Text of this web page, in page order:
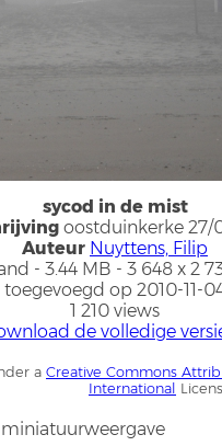
sycod in de mist
oostduinkerke 27/
Auteur Nuyttens, Filip
- 3.44 MB - 3 648 x 2
toegevoegd op 2010-11-
1 210 views
de volledige
a Creative Commons
International